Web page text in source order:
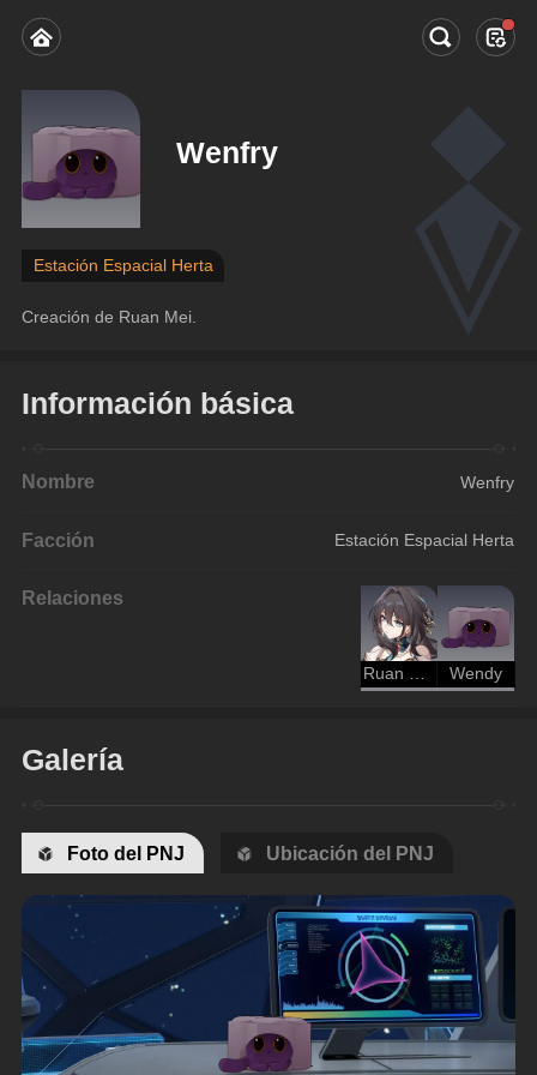
Wenfry
Estación Espacial Herta
Creación de Ruan Mei.
Información básica
Nombre Wenfry
Facción Estación Espacial Herta
Relaciones
Ruan Mei Wendy
Galería
Foto del PNJ Ubicación del PNJ